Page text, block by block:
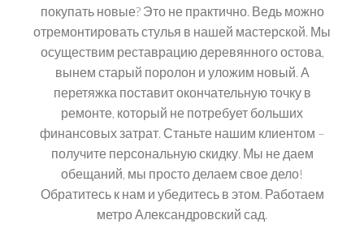
покупать новые? Это не практично. Ведь можно
отремонтировать стулья в нашей мастерской. Мы
осуществим реставрацию деревянного остова,
вынем старый поролон и уложим новый. А
перетяжка поставит окончательную точку в
ремонте, который не потребует больших
финансовых затрат. Станьте нашим клиентом –
получите персональную скидку. Мы не даем
обещаний, мы просто делаем свое дело!
Обратитесь к нам и убедитесь в этом. Работаем
метро Александровский сад.